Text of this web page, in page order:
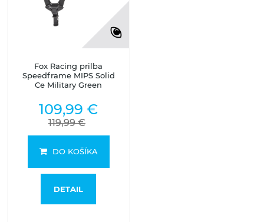
Fox Racing prilba
Speedframe MIPS Solid
Ce Military Green
109,99 €
119,99 €
DO KOŠÍKA
DETAIL